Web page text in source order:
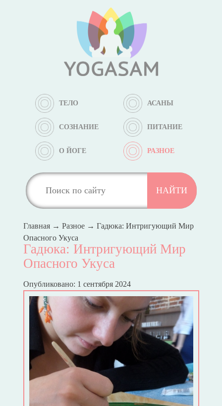
ТЕЛО АСАНЫ
СОЗНАНИЕ ПИТАНИЕ
О ЙОГЕ РАЗНОЕ
Главная→ Разное→ Гадюка: Интригующий Мир
Опасного Укуса
Гадюка: Интригующий Мир
Опасного Укуса
Опубликовано: 1 сентября 2024